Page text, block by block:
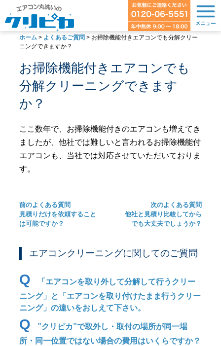
ホーム > よくあるご質問 > お掃除機能付きエアコンでも分解クリー
ニングできますか？
お掃除機能付きエアコンでも
分解クリーニングできます
か？
ここ数年で、お掃除機能付きのエアコンも増えてき
ましたが、他社では難しいと言われるお掃除機能付
エアコンも、当社では対応させていただいておりま
す。
次のよくある質問
他社と見積り比較してから
でも大丈夫でしょうか？
前のよくある質問
見積りだけを依頼すること
は可能ですか？
エアコンクリーニングに関してのご質問
Q
「エアコンを取り外して分解して行うクリー
ニング」と「エアコンを取り付けたまま行うクリー
ニング」の違いをおしえて下さい。
Q
”クリピカ”で取外し・取付の場所が同一場
所・同一位置ではない場合の費用はいくらですか？